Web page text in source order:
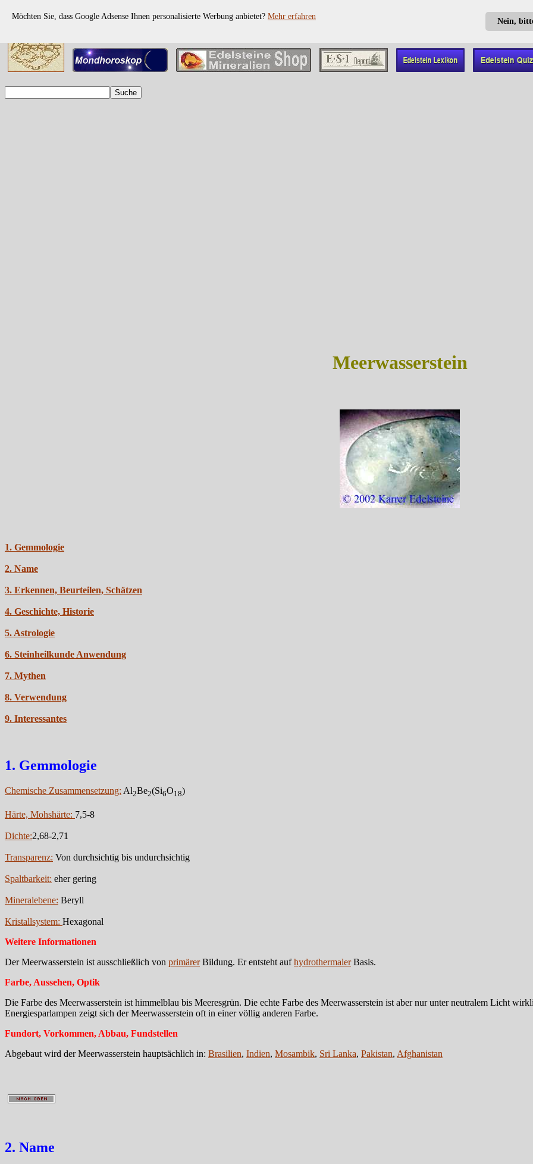
Nein,
Möchten Sie, dass Google Adsense Ihnen personalisierte Werbung anbietet? Mehr erfahren
Meerwasserstein
1. Gemmologie
2. Name
3. Erkennen, Beurteilen, Schätzen
4. Geschichte, Historie
5. Astrologie
6. Steinheilkunde Anwendung
7. Mythen
8. Verwendung
9. Interessantes
1. Gemmologie
Chemische Zusammensetzung: Al2Be2(Si6O18)
Härte, Mohshärte: 7,5-8
Dichte:2,68-2,71
Transparenz: Von durchsichtig bis undurchsichtig
Spaltbarkeit: eher gering
Mineralebene: Beryll
Kristallsystem: Hexagonal
Weitere Informationen
Der Meerwasserstein ist ausschließlich von primärerBildung. Er entsteht aufhydrothermalerBasis.
Farbe, Aussehen, Optik
Die Farbe des Meerwasserstein ist himmelblau bis Meeresgrün. Die echte Farbe des Meerwasserstein ist aber nur unter neutralem Licht
Energiesparlampen zeigt sich der Meerwasserstein oft in einer völlig anderen Farbe.
Fundort, Vorkommen, Abbau, Fundstellen
Abgebaut wird der Meerwasserstein hauptsächlich in: Brasilien, Indien, Mosambik, Sri Lanka, Pakistan, Afghanistan
2. Name